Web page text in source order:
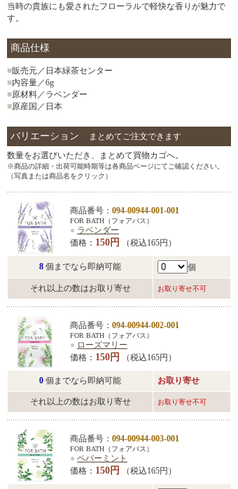
当時の貴族にも愛されたフローラルで軽快な香りが魅力で
す。
商品仕様
■販売元／日本緑茶センター
■内容量／6g
■原材料／ラベンダー
■原産国／日本
バリエーション
まとめてご注文できます
数量をお選びいただき、まとめて買物カゴへ。
※商品の詳細・出荷可能時期等は各商品ページにてご確認ください。
（写真または商品名をクリック）
商品番号： 094-00944-001-001
FOR BATH（フォアバス）
● ラベンダー
価格： 150円 （税込165円）
8 個までなら即納可能 個
それ以上の数はお取り寄せ お取り寄せ不可
商品番号： 094-00944-002-001
FOR BATH（フォアバス）
● ローズマリー
価格： 150円 （税込165円）
0 個までなら即納可能 お取り寄せ
それ以上の数はお取り寄せ お取り寄せ不可
商品番号： 094-00944-003-001
FOR BATH（フォアバス）
● ペパーミント
価格： 150円 （税込165円）